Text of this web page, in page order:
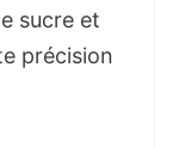
sucre et
précision